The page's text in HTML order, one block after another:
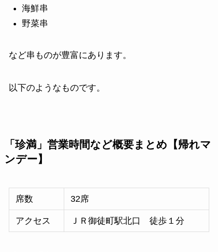
海鮮串
野菜串
など串ものが豊富にあります。
以下のようなものです。
「珍満」営業時間など概要まとめ【帰れマ
ンデー】
席数 32席
アクセス ＪＲ御徒町駅北口 徒歩１分